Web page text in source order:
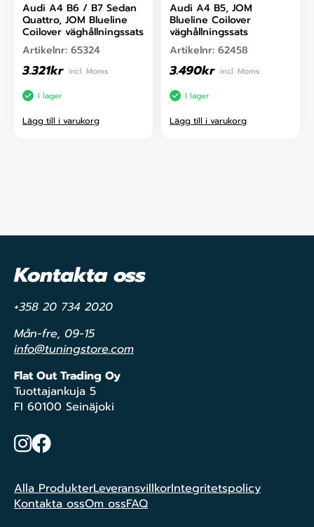
Audi A4 B6 / B7 Sedan
Quattro, JOM Blueline
Coilover väghållningssats
Artikelnr: 65324
3.321kr incl. Moms
I lager
Lägg till i varukorg
Audi A4 B5, JOM
Blueline Coilover
väghållningssats
Artikelnr: 62458
3.490kr incl. Moms
I lager
Lägg till i varukorg
Kontakta oss
+358 20 734 2020
Mån-fre, 09-15
info@tuningstore.com
Flat Out Trading Oy
Tuottajankuja 5
FI 60100 Seinäjoki
Instagram
Facebook
Alla ProdukterLeveransvillkorIntegritetspolicy
Kontakta ossOm ossFAQ